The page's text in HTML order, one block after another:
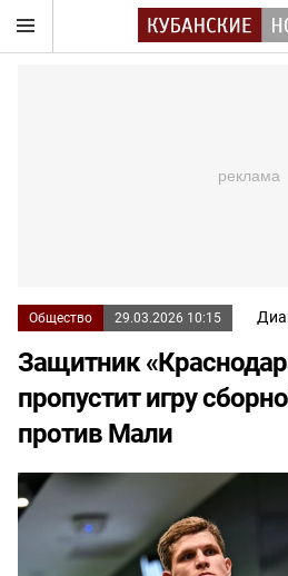
Общество 29.03.2026 10:15
Защитник
пропустит игру
против Мали